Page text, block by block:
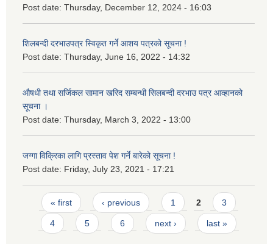
Post date: Thursday, December 12, 2024 - 16:03
शिलबन्दी दरभाउपत्र स्विकृत गर्ने आशय पत्रको सूचना !
Post date: Thursday, June 16, 2022 - 14:32
औषधी तथा सर्जिकल सामान खरिद सम्बन्धी सिलबन्दी दरभाउ पत्र आव्हानको
सूचना ।
Post date: Thursday, March 3, 2022 - 13:00
जग्गा विक्रिका लागि प्रस्ताव पेश गर्ने बारेको सूचना !
Post date: Friday, July 23, 2021 - 17:21
Pages
« first ‹ previous 1 2 3
4 5 6 next › last »